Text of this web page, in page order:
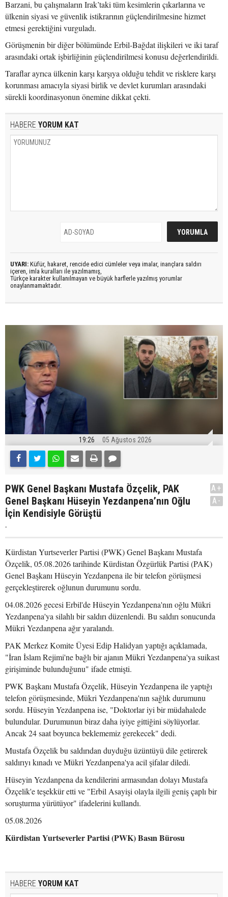
Barzani, bu çalışmaların Irak’taki tüm kesimlerin çıkarlarına ve
ülkenin siyasi ve güvenlik istikrarının güçlendirilmesine hizmet
etmesi gerektiğini vurguladı.
Görüşmenin bir diğer bölümünde Erbil-Bağdat ilişkileri ve iki taraf
arasındaki ortak işbirliğinin güçlendirilmesi konusu değerlendirildi.
Taraflar ayrıca ülkenin karşı karşıya olduğu tehdit ve risklere karşı
korunması amacıyla siyasi birlik ve devlet kurumları arasındaki
sürekli koordinasyonun önemine dikkat çekti.
HABERE YORUM KAT
UYARI: Küfür, hakaret, rencide edici cümleler veya imalar, inançlara saldırı
içeren, imla kuralları ile yazılmamış,
Türkçe karakter kullanılmayan ve büyük harflerle yazılmış yorumlar
onaylanmamaktadır.
19:26 05 Ağustos 2026
PWK Genel Başkanı Mustafa Özçelik, PAK
Genel Başkanı Hüseyin Yezdanpena’nın Oğlu
İçin Kendisiyle Görüştü
.
A+
A-
Kürdistan Yurtseverler Partisi (PWK) Genel Başkanı Mustafa
Özçelik, 05.08.2026 tarihinde Kürdistan Özgürlük Partisi (PAK)
Genel Başkanı Hüseyin Yezdanpena ile bir telefon görüşmesi
gerçekleştirerek oğlunun durumunu sordu.
04.08.2026 gecesi Erbil'de Hüseyin Yezdanpena'nın oğlu Mükri
Yezdanpena'ya silahlı bir saldırı düzenlendi. Bu saldırı sonucunda
Mükri Yezdanpena ağır yaralandı.
PAK Merkez Komite Üyesi Edip Halidyan yaptığı açıklamada,
"İran İslam Rejimi'ne bağlı bir ajanın Mükri Yezdanpena'ya suikast
girişiminde bulunduğunu" ifade etmişti.
PWK Başkanı Mustafa Özçelik, Hüseyin Yezdanpena ile yaptığı
telefon görüşmesinde, Mükri Yezdanpena'nın sağlık durumunu
sordu. Hüseyin Yezdanpena ise, "Doktorlar iyi bir müdahalede
bulundular. Durumunun biraz daha iyiye gittiğini söylüyorlar.
Ancak 24 saat boyunca beklememiz gerekecek" dedi.
Mustafa Özçelik bu saldırıdan duyduğu üzüntüyü dile getirerek
saldırıyı kınadı ve Mükri Yezdanpena'ya acil şifalar diledi.
Hüseyin Yezdanpena da kendilerini armasından dolayı Mustafa
Özçelik'e teşekkür etti ve "Erbil Asayişi olayla ilgili geniş çaplı bir
soruşturma yürütüyor" ifadelerini kullandı.
05.08.2026
Kürdistan Yurtseverler Partisi (PWK) Basın Bürosu
HABERE YORUM KAT